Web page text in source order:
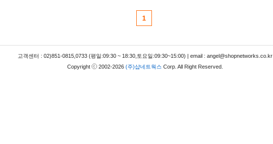
1
고객센터 : 02)851-0815,0733 (평일:09:30 ~ 18:30,토요일:09:30~15:00) | email : angel@shopnetworks.co.kr
Copyright
2002-2026 (주)샵네트웍스 Corp. All Right Reserved.